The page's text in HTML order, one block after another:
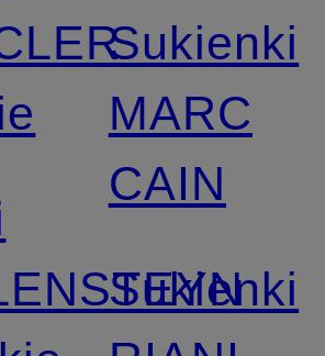
Sukienki
MARC
CAIN
Sukienki